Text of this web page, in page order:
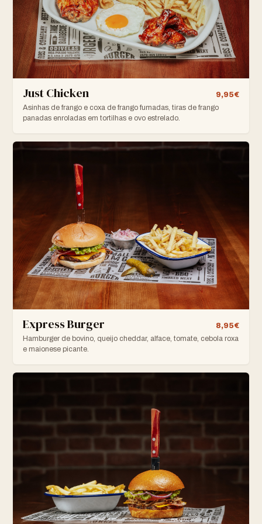
Just Chicken
9,95€
Asinhas de frango e coxa de frango fumadas, tiras de frango
panadas enroladas em tortilhas e ovo estrelado.
Express Burger
8,95€
Hamburger de bovino, queijo cheddar, alface, tomate, cebola roxa
e maionese picante.